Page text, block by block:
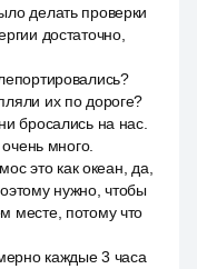
делать проверки
достаточно,
их по дороге?
бросались на нас.
много.
это как океан, да,
нужно, чтобы
месте, потому что
каждые 3 часа